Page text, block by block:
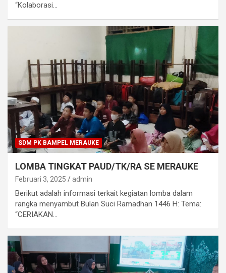
“Kolaborasi…
SDM PK BAMPEL MERAUKE
LOMBA TINGKAT PAUD/TK/RA SE MERAUKE
Februari 3, 2025 admin
Berikut adalah informasi terkait kegiatan lomba dalam
rangka menyambut Bulan Suci Ramadhan 1446 H: Tema:
“CERIAKAN…